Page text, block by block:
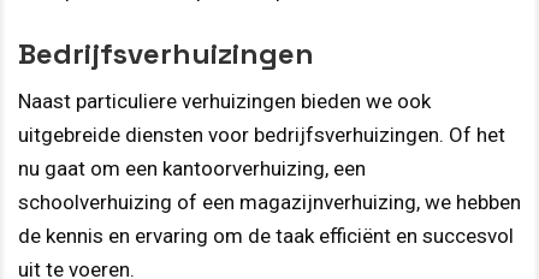
Bedrijfsverhuizingen
Naast particuliere verhuizingen bieden we ook
uitgebreide diensten voor bedrijfsverhuizingen. Of het
nu gaat om een kantoorverhuizing, een
schoolverhuizing of een magazijnverhuizing, we hebben
de kennis en ervaring om de taak efficiënt en succesvol
uit te voeren.